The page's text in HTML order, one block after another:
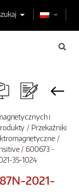
i
Przekaźniki
600673 -
35-1024
2021-